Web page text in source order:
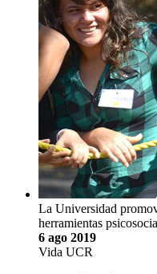
La Universidad
herramientas
6 ago 2019
Vida UCR